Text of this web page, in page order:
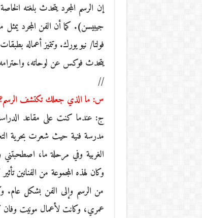
إن الرسم المجرد يتحدث بلغته
جيبيسن). كما أن الفن المجرد
فولتا/ نيو يورك. وتتميز أعماله
يتحدث فوكس عن لوحاته،
//
س: ما الذي جعلك تكتشف
ج: عندما كنت على مقاعد
مدرسة فنية حيث شعرت بحرية
الغربية وفي مرحلة ما، اصطحبتني
وكان لهذه المجموعة من الفنانين
من الرسم وإلى الفن بشكل عام.
عمري، وكانت لأعمال مونيت وفان